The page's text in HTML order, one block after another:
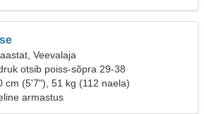
Veevalaja
otsib poiss-sõpra 29-38
cm (5'7"), 51 kg (112 naela)
armastus